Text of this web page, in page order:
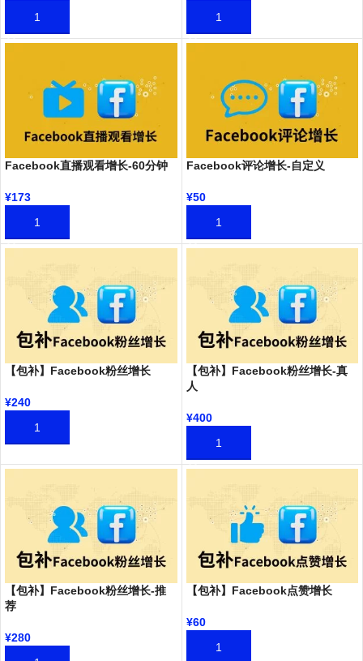
加入购物车 加入购物车
Facebook直播观看增长-60分钟
¥173
加入购物车
Facebook评论增长-自定义
¥50
加入购物车
【包补】Facebook粉丝增长
¥240
加入购物车
【包补】Facebook粉丝增长-真
人
¥400
加入购物车
【包补】Facebook粉丝增长-推
荐
¥280
【包补】Facebook点赞增长
¥60
加入购物车